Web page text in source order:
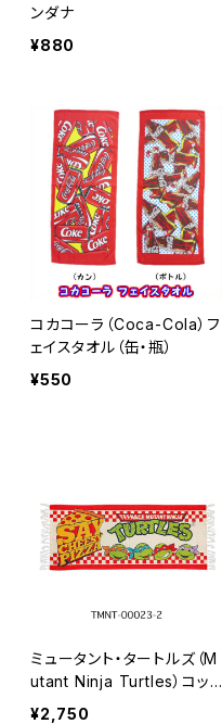
ンダナ
¥880
コカコーラ（Coca-Cola）フ
ェイスタオル（缶・瓶）
¥550
ミュータント・タートルズ（M
utant Ninja Turtles）コット
ンマット（ロング）
¥2,750